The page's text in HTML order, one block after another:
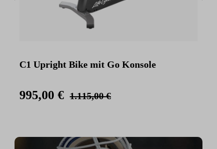
C1 Upright Bike mit Go Konsole
995,00 € 1.115,00 €